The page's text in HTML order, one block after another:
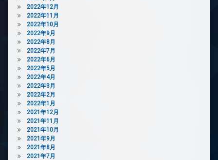
2022年12月
2022年11月
2022年10月
2022年9月
2022年8月
2022年7月
2022年6月
2022年5月
2022年4月
2022年3月
2022年2月
2022年1月
2021年12月
2021年11月
2021年10月
2021年9月
2021年8月
2021年7月